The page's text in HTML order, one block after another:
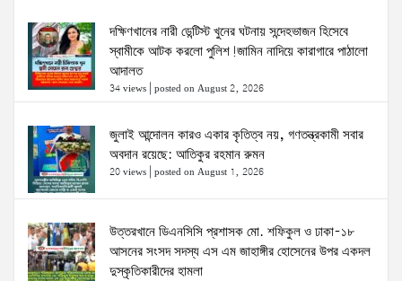
দক্ষিণখানের নারী ডেন্টিস্ট খুনের ঘটনায় সন্দেহভাজন হিসেবে
স্বামীকে আটক করলো পুলিশ!জামিন নাদিয়ে কারাগারে পাঠালো
আদালত
34 views posted on August 2, 2026
জুলাই আন্দোলন কারও একার কৃতিত্ব নয়, গণতন্ত্রকামী সবার
অবদান রয়েছে: আতিকুর রহমান রুমন
20 views posted on August 1, 2026
উত্তরখানে ডিএনসিসি প্রশাসক মো. শফিকুল ও ঢাকা-১৮
আসনের সংসদ সদস্য এস এম জাহাঙ্গীর হোসেনের উপর একদল
দুস্কৃতিকারীদের হামলা